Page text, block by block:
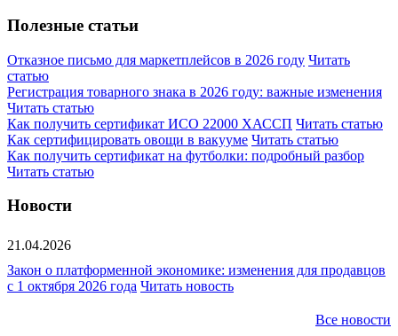
Полезные статьи
Отказное письмо для маркетплейсов в 2026 году Читать
статью
Регистрация товарного знака в 2026 году: важные изменения
Читать статью
Как получить сертификат ИСО 22000 ХАССП Читать статью
Как сертифицировать овощи в вакууме Читать статью
Как получить сертификат на футболки: подробный разбор
Читать статью
Новости
21.04.2026
Закон о платформенной экономике: изменения для продавцов
с 1 октября 2026 года Читать новость
Все новости